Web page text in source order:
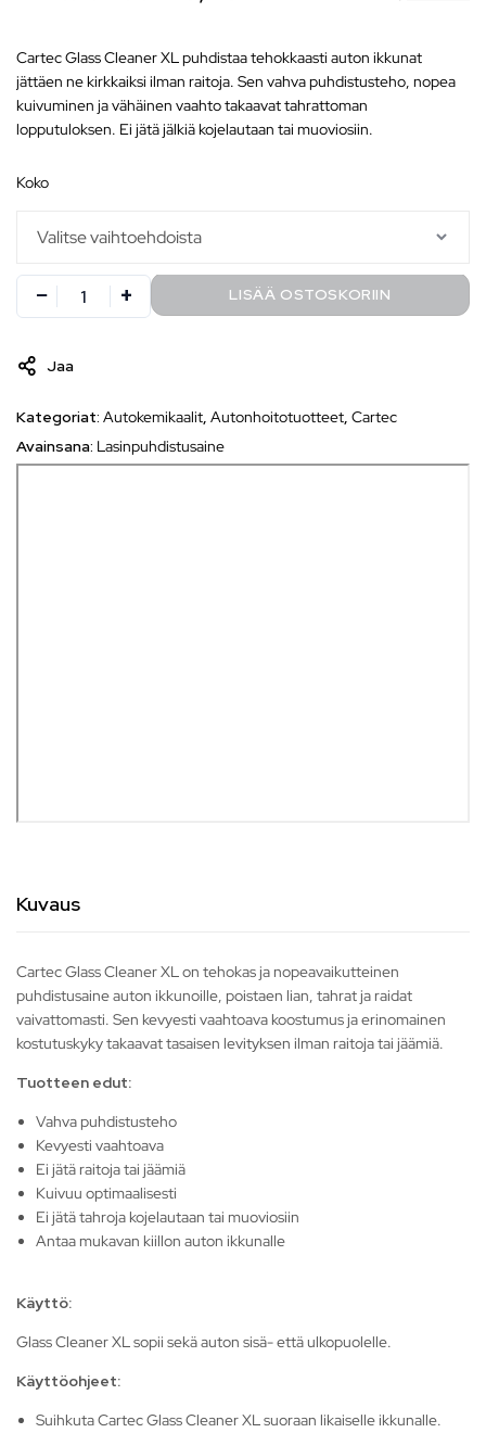
Cartec Glass Cleaner XL puhdistaa tehokkaasti auton ikkunat
jättäen ne kirkkaiksi ilman raitoja. Sen vahva puhdistusteho, nopea
kuivuminen ja vähäinen vaahto takaavat tahrattoman
lopputuloksen. Ei jätä jälkiä kojelautaan tai muoviosiin.
koko
LISÄÄ OSTOSKORIIN
Jaa
Kategoriat: Autokemikaalit, Autonhoitotuotteet, Cartec
Avainsana: Lasinpuhdistusaine
Kuvaus
Cartec Glass Cleaner XL on tehokas ja nopeavaikutteinen
puhdistusaine auton ikkunoille, poistaen lian, tahrat ja raidat
vaivattomasti. Sen kevyesti vaahtoava koostumus ja erinomainen
kostutuskyky takaavat tasaisen levityksen ilman raitoja tai jäämiä.
Tuotteen edut:
Vahva puhdistusteho
Kevyesti vaahtoava
Ei jätä raitoja tai jäämiä
Kuivuu optimaalisesti
Ei jätä tahroja kojelautaan tai muoviosiin
Antaa mukavan kiillon auton ikkunalle
Käyttö:
Glass Cleaner XL sopii sekä auton sisä- että ulkopuolelle.
Käyttöohjeet:
Suihkuta Cartec Glass Cleaner XL suoraan likaiselle ikkunalle.